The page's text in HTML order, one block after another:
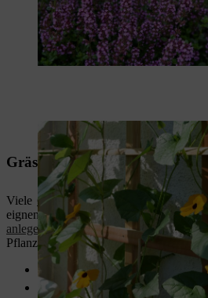
Schwarzäugige Susanne ist perfekt für den
Gräser/Pflanzen für die
Viele Gräser für den Garten
sind
eignen sich auch wunderbar, wenn Sie
anlegenmöchten, und halten sogar
Pflanzen sind perfekt, um windige
Chinaschilf (
Miscanthus sinensis)
Federgras ( Stipa